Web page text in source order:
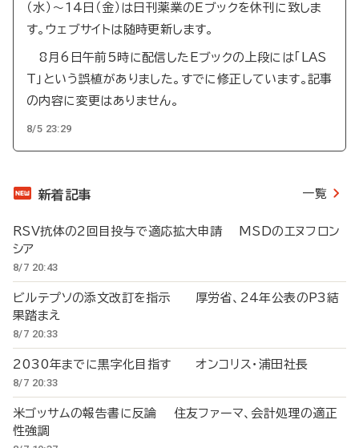
（水）～14日（金）は日刊薬業のEブックを休刊に致しま
す。ウェブサイトは随時更新します。
8月6日午前5時に配信したEブックの上段には「LAS
T」という誤植がありました。すでに修正しています。記事
の内容に変更はありません。
8/5 23:29
新着記事 一覧
RSV抗体の2回目投与で適応拡大申請 MSDのエヌフロン
シア
8/7 20:43
ビルテプソの添文改訂を指示 厚労省、24年公表のP3結
果踏まえ
8/7 20:33
2030年までに黒字化目指す オンコリス・浦田社長
8/7 20:33
米ゴッサムの報告書に反論 住友ファーマ、会計処理の適正
性強調